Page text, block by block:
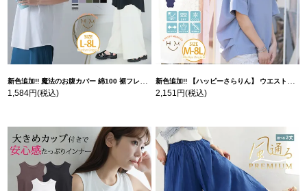
新色追加!! 魔法のお腹カバー 綿100 裾フレア Tシャツ | 大きいサイズの通販ならハッピーマリリン
1,584円(税込)
新色追加!! 【ハッピーさらりん】 ウエストタック入り スッキリ魅せ コクーントップス | 大きいサイズの通販ならハッピーマリリン
2,151円(税込)